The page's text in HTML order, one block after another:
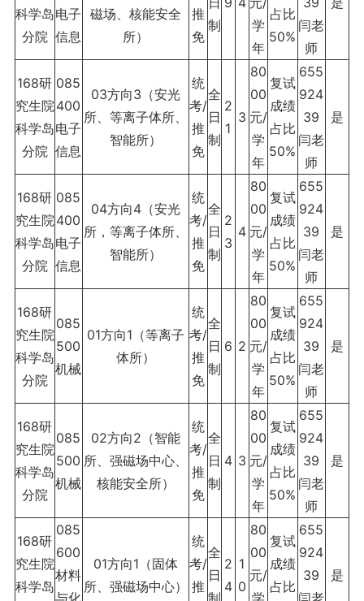
科学岛
分院
电子
信息
磁场、核能安全
所）
推
免
制
学
年
占比
50%
闫老
师
168研
究生院
科学岛
分院
085
400
电子
信息
03方向3（安光
所、等离子体所、
智能所）
统
考/
推
免
全
日
制
2
1
3
80
00
元/
学
年
复试
成绩
占比
50%
655
924
39
闫老
师
是
168研
究生院
科学岛
分院
085
400
电子
信息
04方向4（安光
所，等离子体所、
智能所）
统
考/
推
免
全
日
制
2
3
4
80
00
元/
学
年
复试
成绩
占比
50%
655
924
39
闫老
师
是
168研
究生院
科学岛
分院
085
500
机械
01方向1（等离子
体所）
统
考/
推
免
全
日
制
6 2
80
00
元/
学
年
复试
成绩
占比
50%
655
924
39
闫老
师
是
168研
究生院
科学岛
分院
085
500
机械
02方向2（智能
所、强磁场中心、
核能安全所）
统
考/
推
免
全
日
制
4 3
80
00
元/
学
年
复试
成绩
占比
50%
655
924
39
闫老
师
是
168研
究生院
科学岛
085
600
材料
01方向1（固体
所、强磁场中心）
统
考/
推
全
日
2
4
1
0
80
00
元/
复试
成绩
占比
655
924
39
是